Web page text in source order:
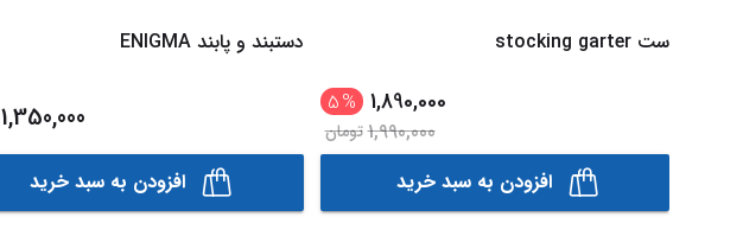
ست stocking garter
1,890,000
%
5
1,990,000تومان
افزودن به سبد خرید
دستبند و پابند ENIGMA
1,350,000
افزودن به سبد خرید